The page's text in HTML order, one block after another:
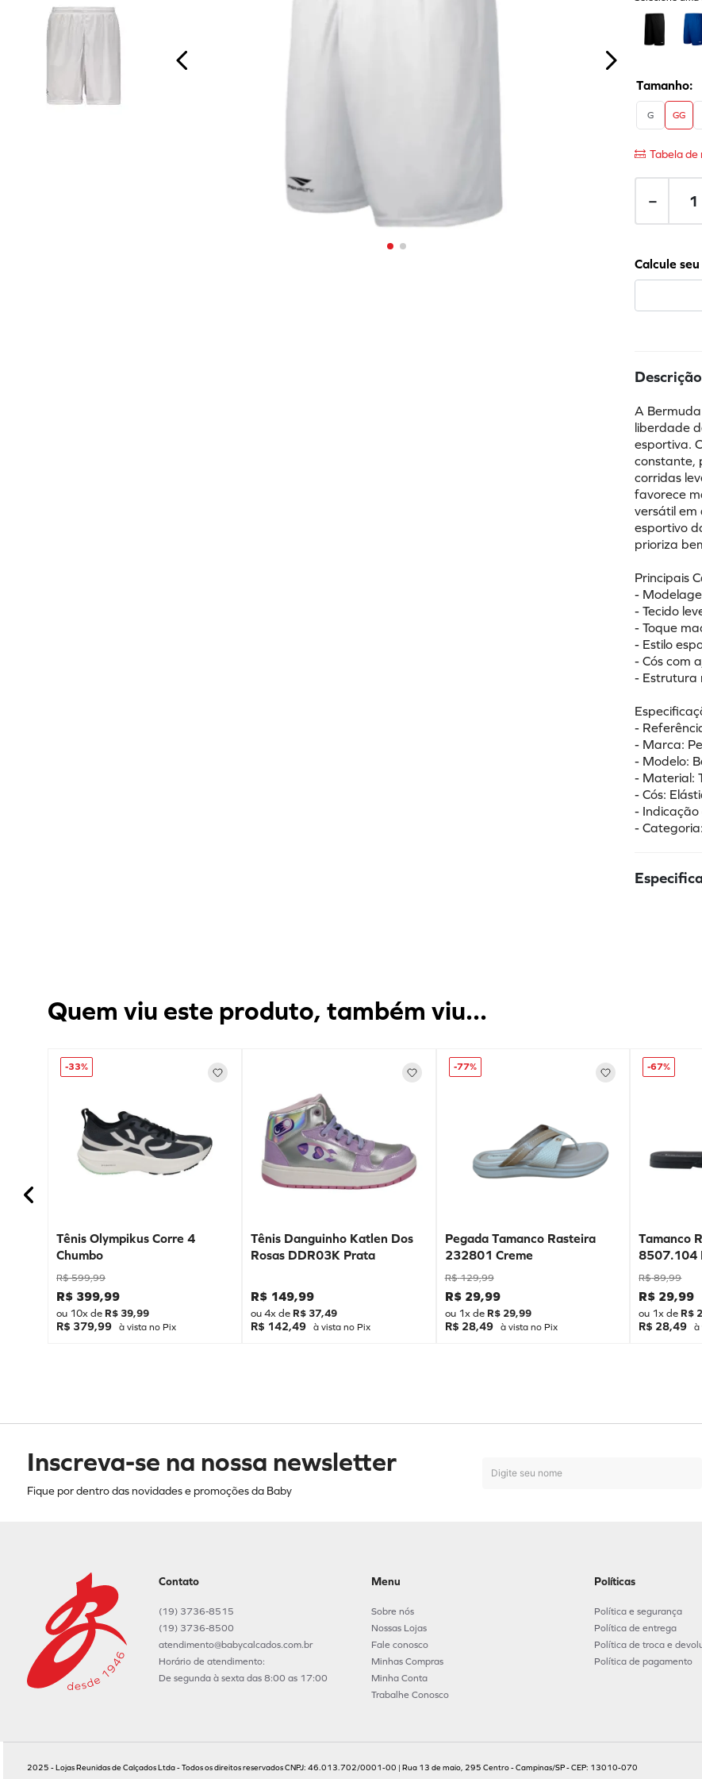
G GG
Tabela de
－
A
liberdade
esportiva.
constante,
corridas
favorece
versátil em
esportivo
prioriza
Principais
-
- Tecido
- Toque
- Estilo
- Cós com
- Estrutura
-
- Marca:
- Modelo:
- Material:
- Cós:
- Indicação
-
Quem viu este produto, também viu...
-33%
Tênis Olympikus Corre 4
Chumbo
R$ 599,99
R$ 399,99
ou 10x de R$ 39,99
R$ 379,99 à vista no Pix
Tênis Danguinho Katlen Dos
Rosas DDR03K Prata
R$ 149,99
ou4x de R$ 37,49
R$ 142,49 à vista no Pix
-77%
Pegada Tamanco Rasteira
232801 Creme
R$ 129,99
R$ 29,99
ou 1x de R$ 29,99
R$ 28,49 à vista no Pix
-67%
Tamanco
8507.104
R$ 89,99
R$ 29,99
ou 1x de R$
R$ 28,49 à
Inscreva-se na nossa newsletter
Fique por dentro das novidades e promoções da Baby
Contato
(19) 3736-8515
(19) 3736-8500
atendimento@babycalcados.com.br
Horário de atendimento:
De segunda à sexta das 8:00 as 17:00
Menu
Sobre nós
Nossas Lojas
Fale conosco
Minhas Compras
Minha Conta
Trabalhe Conosco
Políticas
Política e segurança
Política de entrega
Política de troca e
Política de pagamento
2025 - Lojas Reunidas de Calçados Ltda - Todos os direitos reservados CNPJ: 46.013.702/0001-00 | Rua 13 de maio, 295 Centro - Campinas/SP - CEP: 13010-070